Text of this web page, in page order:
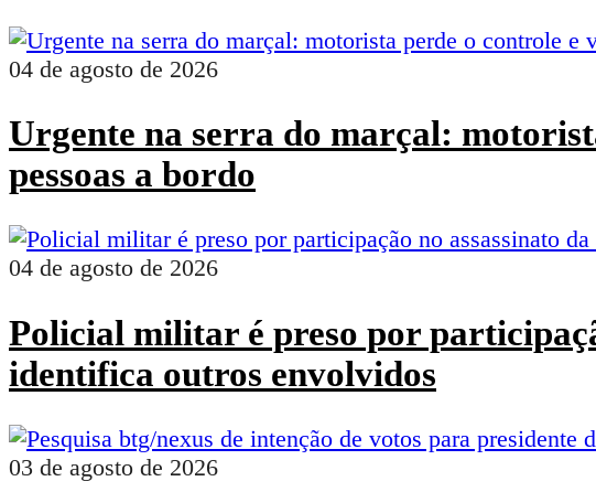
04 de agosto de 2026
Urgente na serra do marçal:
pessoas a bordo
04 de agosto de 2026
Policial militar é preso por
identifica outros envolvidos
03 de agosto de 2026